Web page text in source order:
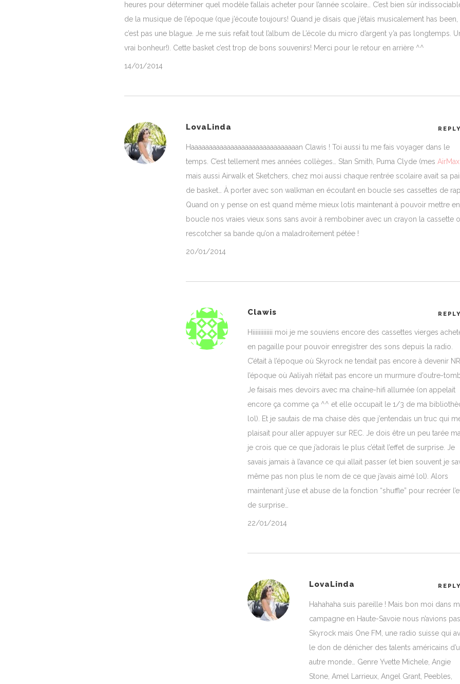
heures pour déterminer quel modèle t’allais acheter pour l’année scolaire… C’est bien sûr
de la musique de l’époque (que j’écoute toujours! Quand je disais que j’étais musicalement has been,
c’est pas une blague. Je me suis refait tout l’album de L’école du micro d’argent y’a pas longtemps.
vrai bonheur!). Cette basket c’est trop de bons souvenirs! Merci pour le retour en arrière ^^
14/01/2014
LovaLinda REPLY
Haaaaaaaaaaaaaaaaaaaaaaaaaaaaaan Clawis ! Toi aussi tu me fais voyager dans le
temps. C’est tellement mes années collèges… Stan Smith, Puma Clyde (mes AirMax
mais aussi Airwalk et Sketchers, chez moi aussi chaque rentrée scolaire avait sa
de basket… À porter avec son walkman en écoutant en boucle ses cassettes de
Quand on y pense on est quand même mieux lotis maintenant à pouvoir mettre en
boucle nos vraies vieux sons sans avoir à rembobiner avec un crayon la cassette
rescotcher sa bande qu’on a maladroitement pétée !
20/01/2014
Clawis REPLY
Hiiiiiiiiiiiii moi je me souviens encore des cassettes vierges
en pagaille pour pouvoir enregistrer des sons depuis la radio.
C’était à l’époque où Skyrock ne tendait pas encore à devenir
l’époque où Aaliyah n’était pas encore un murmure d’outre-
Je faisais mes devoirs avec ma chaîne-hifi allumée (on appelait
encore ça comme ça ^^ et elle occupait le 1/3 de ma
lol). Et je sautais de ma chaise dès que j’entendais un truc qui
plaisait pour aller appuyer sur REC. Je dois être un peu tarée
je crois que ce que j’adorais le plus c’était l’effet de surprise. Je
savais jamais à l’avance ce qui allait passer (et bien souvent je
même pas non plus le nom de ce que j’avais aimé lol). Alors
maintenant j’use et abuse de la fonction “shuffle” pour recréer
de surprise…
22/01/2014
LovaLinda REPLY
Hahahaha suis pareille ! Mais bon moi dans
campagne en Haute-Savoie nous n’avions pas
Skyrock mais One FM, une radio suisse qui
le don de dénicher des talents américains
autre monde… Genre Yvette Michele, Angie
Stone, Amel Larrieux, Angel Grant, Peebles,